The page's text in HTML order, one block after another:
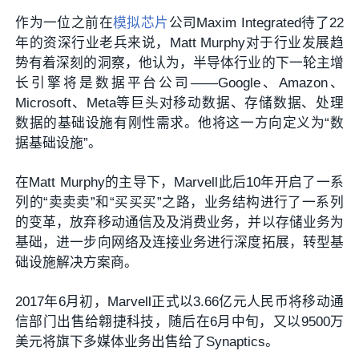
作为一位之前在模拟芯片 公司Maxim Integrated待了22
年的资深行业老兵来说，Matt Murphy对于行业发展趋
势有着深刻的洞察，他认为，半导体行业的下一轮主增
长引擎将是数据平台公司——Google、Amazon、
Microsoft、Meta等巨头对移动数据、存储数据、处理
数据的基础设施有刚性需求。他将这一方向定义为“数
据基础设施”。
在Matt Murphy的主导下，Marvell此后10年开启了一系
列的“卖卖卖”和“买买买”之路，业务结构进行了一系列
的变革，放弃移动通信及及消费业务，并以存储业务为
基础，进一步向网络及连接业务进行深度拓展，转型基
础设施解决方案商。
2017年6月初，Marvell正式以3.66亿元人民币将移动通
信部门出售给翱捷科技，随后在6月中旬，又以9500万
美元将旗下多媒体业务出售给了Synaptics。